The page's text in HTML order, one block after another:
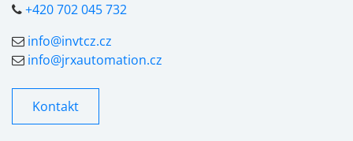
+420 702 045 732
info@invtcz.cz
info@jrxautomation.cz
Kontakt